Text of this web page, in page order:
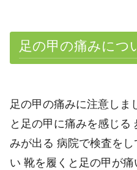
足の甲の痛みにつ
足の甲の痛みに注意しま
と足の甲に痛みを感じる
みが出る 病院で検査を
い 靴を履くと足の甲が